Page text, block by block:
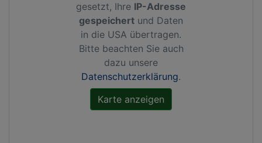
gesetzt, Ihre IP-Adresse
gespeichert und Daten
in die USA übertragen.
Bitte beachten Sie auch
dazu unsere
Datenschutzerklärung.